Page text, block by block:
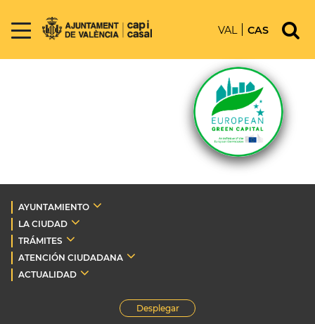
VAL CAS
AYUNTAMIENTO
LA CIUDAD
TRÁMITES
ATENCIÓN CIUDADANA
ACTUALIDAD
Desplegar